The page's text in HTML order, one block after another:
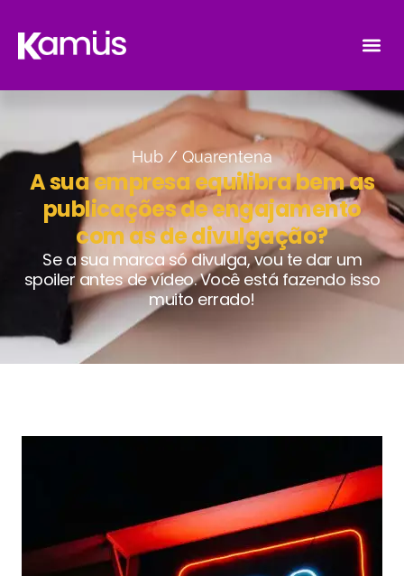
Hub / Quarentena
A sua empresa equilibra bem as
publicações de engajamento
com as de divulgação?
Se a sua marca só divulga, vou te dar um
spoiler antes de vídeo. Você está fazendo isso
muito errado!